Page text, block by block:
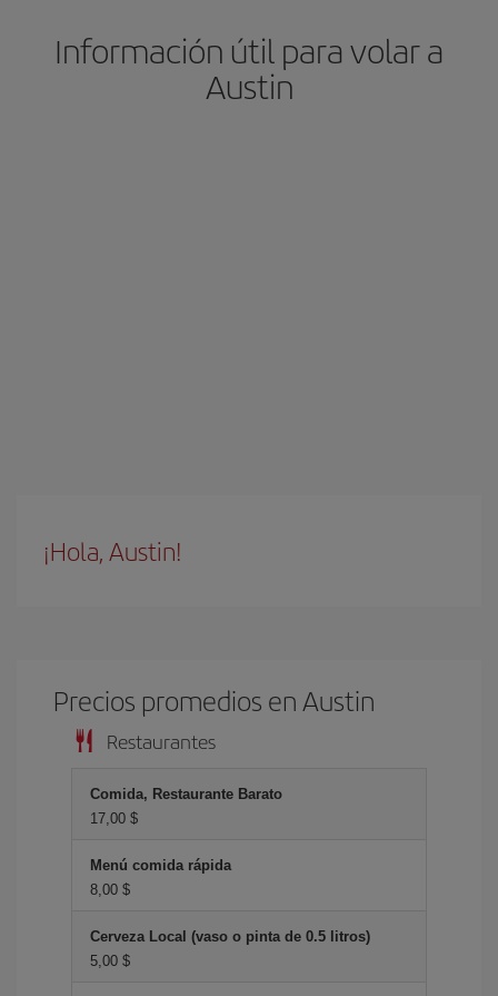
Información útil para volar a
Austin
¡Hola, Austin!
Precios promedios en Austin
Restaurantes
Comida, Restaurante Barato
17,00 $
Menú comida rápida
8,00 $
Cerveza Local (vaso o pinta de 0.5 litros)
5,00 $